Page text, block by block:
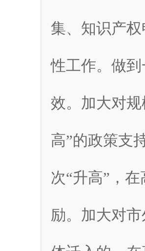
集、知识产
性工作。做
效。加大对
高”的政策支
次“升高”，
励。加大对